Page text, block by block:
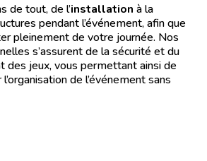
de tout, de l’installation à la
pendant l’événement, afin que
pleinement de votre journée. Nos
s’assurent de la sécurité et du
des jeux, vous permettant ainsi de
de l’événement sans